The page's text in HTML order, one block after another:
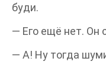
буди.
— Его ещё нет. Он
— А! Ну тогда